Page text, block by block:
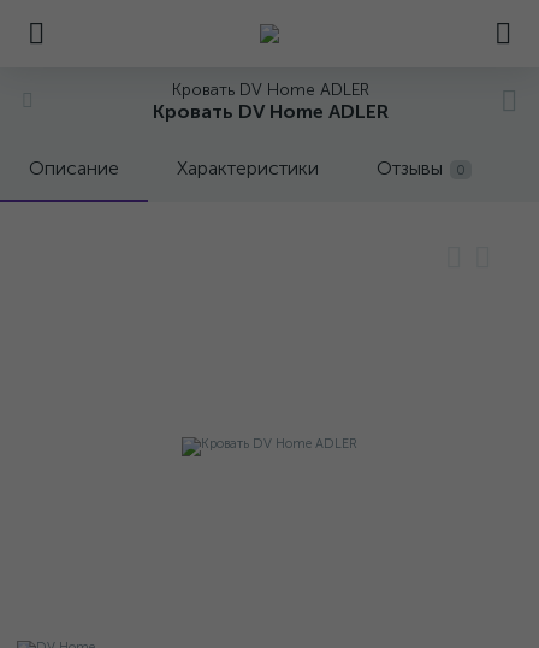
Кровать DV Home ADLER
Кровать DV Home ADLER
Описание Характеристики Отзывы 0